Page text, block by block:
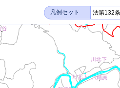
凡例セット 法第132